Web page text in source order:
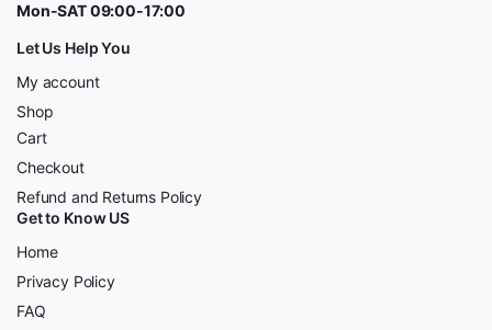
Mon-SAT 09:00-17:00
Let Us Help You
My account
Shop
Cart
Checkout
Refund and Returns Policy
Get to Know US
Home
Privacy Policy
FAQ